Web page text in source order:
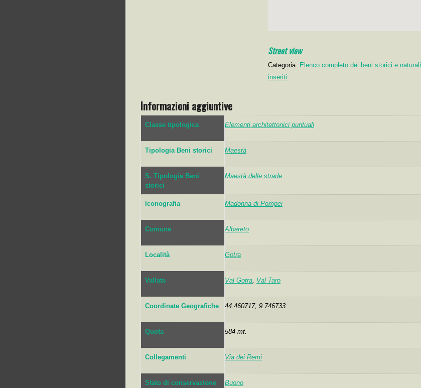
Street view
Categoria: Elenco completo dei beni storici e naturali
inseriti
Informazioni aggiuntive
Classe tipologica Elementi architettonici puntuali
Tipologia Beni storici Maestà
S. Tipologia Beni
storici
Maestà delle strade
Iconografia Madonna di Pompei
Comune Albareto
Località Gotra
Vallata Val Gotra, Val Taro
Coordinate Geografiche 44.460717, 9.746733
Quota 584 mt.
Collegamenti Via dei Remi
Stato di conservazione Buono